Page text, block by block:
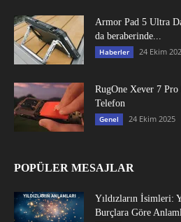
Armor Pad 5 Ultra
da beraberinde...
Haberler 24 Ekim
RugOne Xever 7 Pro
Telefon
Genel 24 Ekim 2025
POPÜLER MESAJLAR
Yıldızların İsimleri:
Burçlara Göre